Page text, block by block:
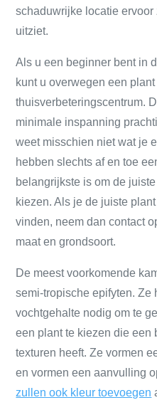
schaduwrijke locatie
uitziet.
Als u een beginner bent in
kunt u overwegen een
thuisverbeteringscentrum.
minimale inspanning
weet misschien niet wat je
hebben slechts af en toe
belangrijkste is om de
kiezen. Als je de juiste
vinden, neem dan contact
maat en grondsoort.
De meest voorkomende
semi-tropische epifyten. Ze
vochtgehalte nodig om te
een ​​plant te kiezen die een
texturen heeft. Ze vormen
en vormen een aanvulling
zullen ook kleur toevoegen